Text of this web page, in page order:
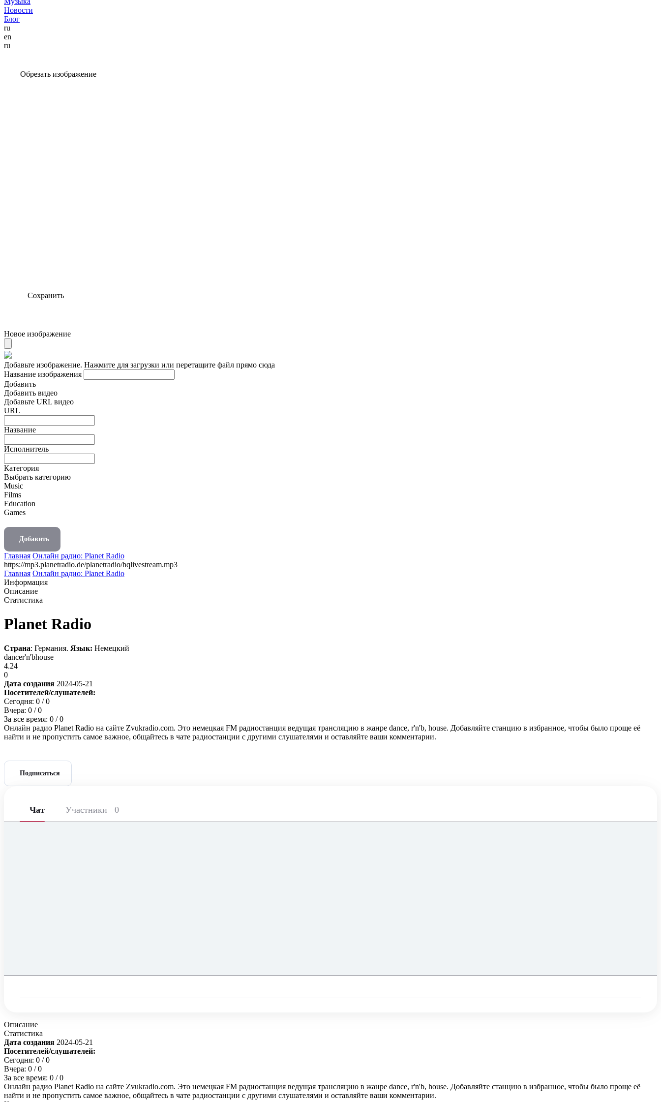
Новости
Блог
ru
en
ru
Обрезать изображение
Сохранить
Новое изображение
Добавьте изображение. Нажмите для загрузки или перетащите файл прямо сюда
Название изображения
Добавить
Добавить видео
Добавьте URL видео
URL
Название
Исполнитель
Категория
Выбрать категорию
Music
Films
Education
Games
Добавить
Главная Онлайн радио: Planet Radio
https://mp3.planetradio.de/planetradio/hqlivestream.mp3
Главная Онлайн радио: Planet Radio
Информация
Описание
Статистика
Planet Radio
Страна: Германия. Язык: Немецкий
dancer'n'bhouse
4.24
0
Дата создания 2024-05-21
Посетителей/слушателей:
Сегодня: 0 / 0
Вчера: 0 / 0
За все время: 0 / 0
Онлайн радио Planet Radio на сайте Zvukradio.com. Это немецкая FM радиостанция ведущая трансляцию в жанре dance, r'n'b, house. Добавляйте станцию в избранное, чтобы было проще её
найти и не пропустить самое важное, общайтесь в чате радиостанции с другими слушателями и оставляйте ваши комментарии.
Подписаться
Чат Участники 0
Описание
Статистика
Дата создания 2024-05-21
Посетителей/слушателей:
Сегодня: 0 / 0
Вчера: 0 / 0
За все время: 0 / 0
Онлайн радио Planet Radio на сайте Zvukradio.com. Это немецкая FM радиостанция ведущая трансляцию в жанре dance, r'n'b, house. Добавляйте станцию в избранное, чтобы было проще её
найти и не пропустить самое важное, общайтесь в чате радиостанции с другими слушателями и оставляйте ваши комментарии.